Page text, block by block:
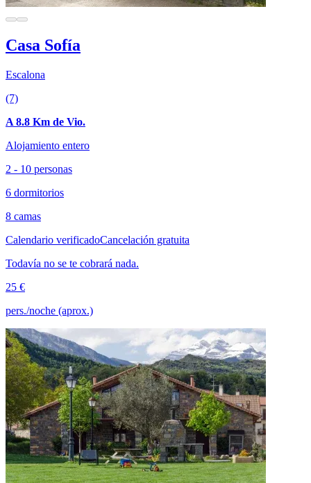
Casa Sofía
Escalona
(7)
A 8.8 Km de Vio.
Alojamiento entero
2 - 10 personas
6 dormitorios
8 camas
Calendario verificadoCancelación gratuita
Todavía no se te cobrará nada.
25 €
pers./noche (aprox.)